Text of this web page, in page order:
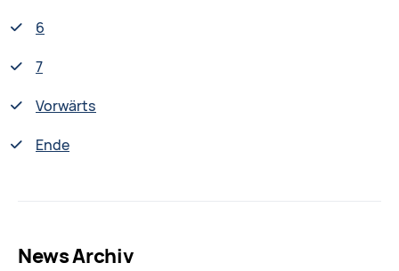
6
7
Vorwärts
Ende
News Archiv